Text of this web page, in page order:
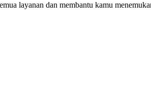
layanan dan membantu kamu